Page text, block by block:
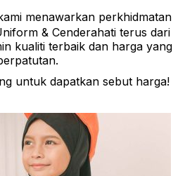
menawarkan perkhidmatan
& Cenderahati terus dari
kualiti terbaik dan harga yang
untuk dapatkan sebut harga!